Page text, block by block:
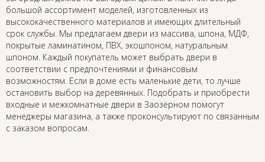
большой ассортимент моделей, изготовленных из
высококачественного материалов и имеющих длительный
срок службы. Мы предлагаем двери из массива, шпона, МДФ,
покрытые ламинатином, ПВХ, экошпоном, натуральным
шпоном. Каждый покупатель может выбрать двери в
соответствии с предпочтениями и финансовым
возможностям. Если в доме есть маленькие дети, то лучше
остановить выбор на деревянных. Подобрать и приобрести
входные и межкомнатные двери в Заозёрном помогут
менеджеры магазина, а также проконсультируют по связанным
с заказом вопросам.